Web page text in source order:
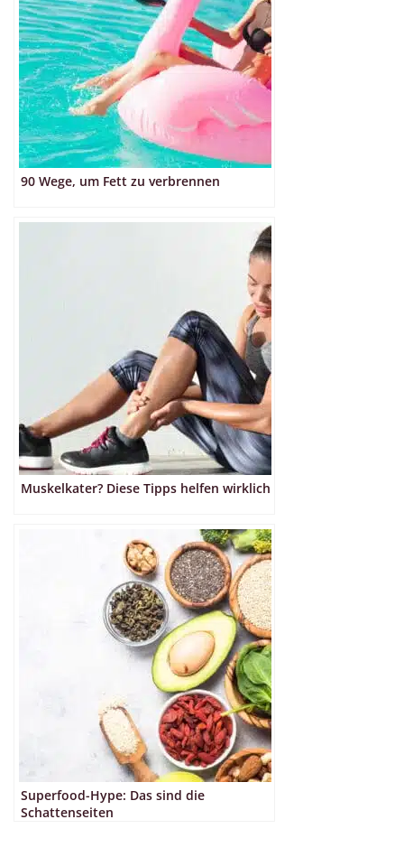
90 Wege, um Fett zu verbrennen
Muskelkater? Diese Tipps helfen wirklich
Superfood-Hype: Das sind die
Schattenseiten